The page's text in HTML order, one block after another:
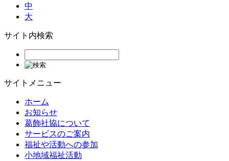
中
大
サイト内検索
サイトメニュー
ホーム
お知らせ
葛飾社協について
サービスのご案内
福祉や活動への参加
小地域福祉活動